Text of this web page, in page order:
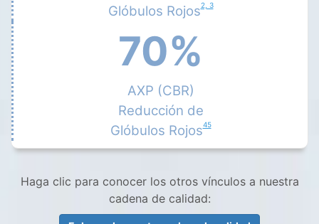
Glóbulos Rojos2, 3
70%
AXP (CBR)
Reducción de
Glóbulos Rojos45
Haga clic para conocer los otros vínculos a nuestra
cadena de calidad: